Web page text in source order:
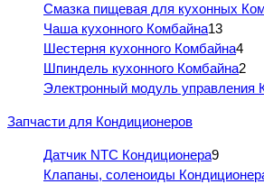
Смазка пищевая для кухонных
Чаша кухонного Комбайна13
Шестерня кухонного Комбайна4
Шпиндель кухонного Комбайна2
Электронный модуль управления
Запчасти для Кондиционеров
Датчик NTC Кондиционера9
Клапаны, соленоиды